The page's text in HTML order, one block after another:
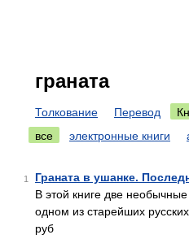
граната
Толкование Перевод
все
электронные книги
1 Граната в ушанке.
В этой книге две
одном из старейших
руб